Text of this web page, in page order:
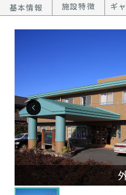
基本情報 施設特徴 ギ